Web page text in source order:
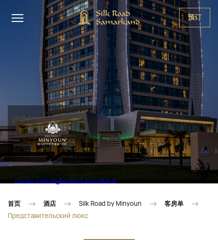
预订
Hotel management software
首页 酒店 Silk Road by Minyoun
客房单
Представительский люкс